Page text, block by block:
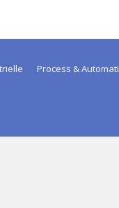
Process &